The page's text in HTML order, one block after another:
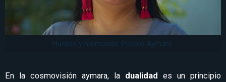
Huellas y memorias: Pueblo Aymara.
En la cosmovisión aymara, la dualidad es un principio